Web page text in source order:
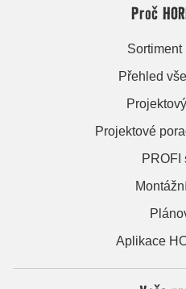
Proč
Sortiment
Přehled
Projektové
PROFI
Aplikace